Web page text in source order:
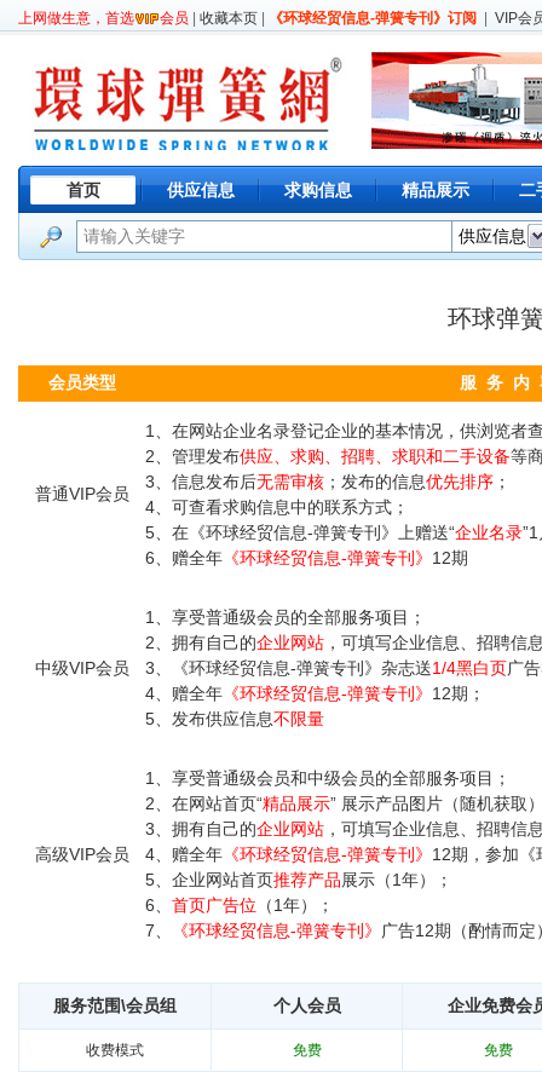
上网做生意，首选 会员 收藏本页 《环球经贸信息-弹簧专刊》订阅 VIP会
首页 供应信息 求购信息 精品展示 二
环球弹
会员类型 服 务 内
普通VIP会员
1、在网站企业名录登记企业的基本情况，供浏览者
2、管理发布供应、求购、招聘、求职和二手设备等
3、信息发布后无需审核 ；发布的信息优先排序 ；
4、可查看求购信息中的联系方式 ；
5、在《环球经贸信息-弹簧专刊》 上赠送“企业名录
6、赠全年 《环球经贸信息-弹簧专刊》 12期
中级VIP会员
1、享受普通级会员的全部服务项目；
2、拥有自己的企业网站 ，可填写企业信息、招聘信
3、《环球经贸信息-弹簧专刊》 杂志送1/4黑白页广
4、赠全年 《环球经贸信息-弹簧专刊》 12期；
5、发布供应信息不限量
高级VIP会员
1、享受普通级会员和中级会员的全部服务项目；
2、在网站首页“精品展示” 展示产品图片（随机获取
3、拥有自己的企业网站 ，可填写企业信息、招聘信
4、赠全年 《环球经贸信息-弹簧专刊 》 12期，参加《
5、企业网站首页推荐产品展示（1年）；
6、 首页广告位 （1年）；
7、
《环球经贸信息-弹簧专刊》 广告12期（酌情而定
服务范围\会员组 个人会员 企业免费会
收费模式 免费 免费